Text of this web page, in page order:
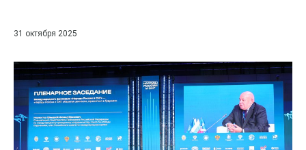
31 октября 2025